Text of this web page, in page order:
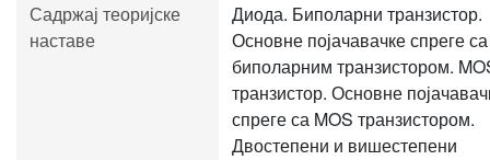
Садржај теоријске
наставе
Диода. Биполарни транзистор.
Основне појачавачке спреге са
биполарним транзистором.
транзистор. Основне
спреге са MOS транзистором.
Двостепени и вишестепени